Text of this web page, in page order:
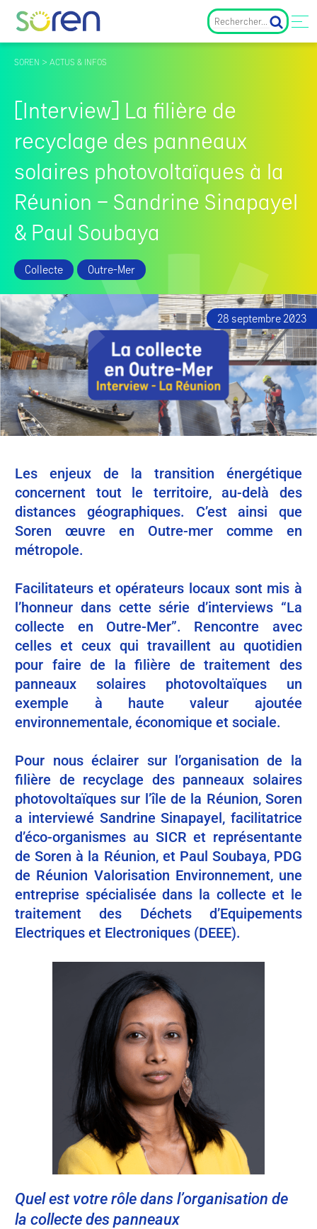
SOREN > ACTUS & INFOS
[Interview] La filière de
recyclage des panneaux
solaires photovoltaïques à la
Réunion – Sandrine Sinapayel
& Paul Soubaya
Collecte Outre-Mer
28 septembre 2023
Les enjeux de la transition énergétique
concernent tout le territoire, au-delà des
distances géographiques. C’est ainsi que
Soren œuvre en Outre-mer comme en
métropole.
Facilitateurs et opérateurs locaux sont mis à
l’honneur dans cette série d’interviews “La
collecte en Outre-Mer”. Rencontre avec
celles et ceux qui travaillent au quotidien
pour faire de la filière de traitement des
panneaux solaires photovoltaïques un
exemple à haute valeur ajoutée
environnementale, économique et sociale.
Pour nous éclairer sur l’organisation de la
filière de recyclage des panneaux solaires
photovoltaïques sur l’île de la Réunion, Soren
a interviewé Sandrine Sinapayel, facilitatrice
d’éco-organismes au SICR et représentante
de Soren à la Réunion, et Paul Soubaya, PDG
de Réunion Valorisation Environnement, une
entreprise spécialisée dans la collecte et le
traitement des Déchets d’Equipements
Electriques et Electroniques (DEEE).
Quel est votre rôle dans l’organisation de
la collecte des panneaux